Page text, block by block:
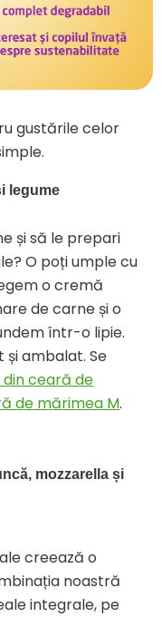
gustările celor
legume
și să le prepari
O poți umple cu
o cremă
de carne și o
într-o lipie.
ambalat. Se
ceară de
de mărimea M.
mozzarella și
creează o
noastră
integrale, pe